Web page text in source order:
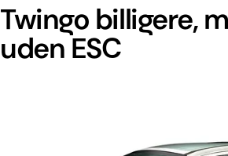
Twingo billigere,
uden ESC